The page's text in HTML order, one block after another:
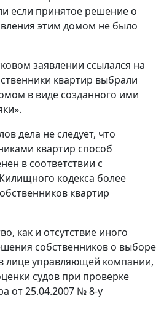
если принятое решение о
этим домом не было
заявлении ссылался на
квартир выбрали
в виде созданного ими
дела не следует, что
квартир способ
в соответствии с
кодекса более
квартир
как и отсутствие иного
собственников о выборе
лице управляющей компании,
судов при проверке
от 25.04.2007 № 8-у